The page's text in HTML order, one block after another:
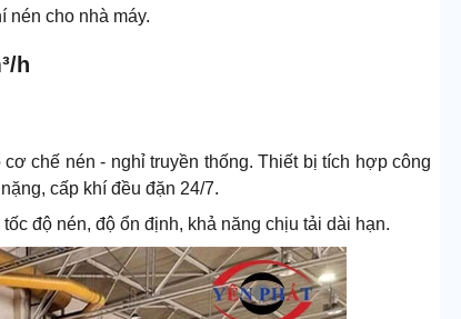
nén cho nhà máy.
h
chế nén - nghỉ truyền thống. Thiết bị tích hợp công
cấp khí đều đặn 24/7.
độ nén, độ ổn định, khả năng chịu tải dài hạn.